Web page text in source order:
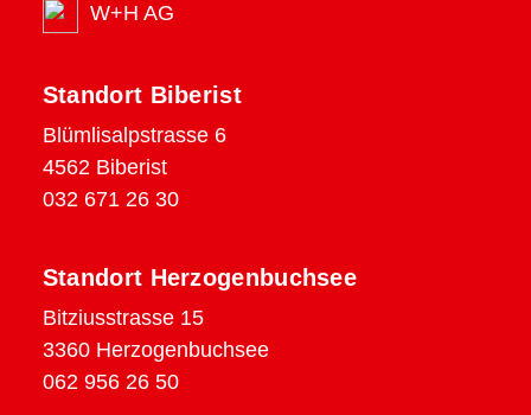
W+H AG
Standort Biberist
Blümlisalpstrasse 6
4562 Biberist
032 671 26 30
Standort Herzogenbuchsee
Bitziusstrasse 15
3360 Herzogenbuchsee
062 956 26 50